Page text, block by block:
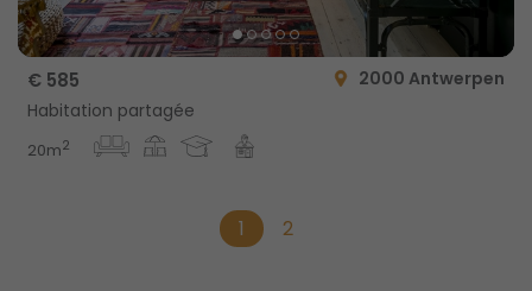
€ 585
2000 Antwerpen
Habitation partagée
20m2
1 2